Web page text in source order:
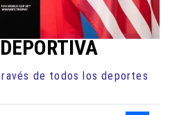
de todos los deportes